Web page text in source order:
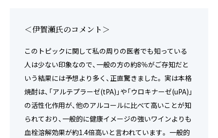
＜伊賀瀬氏のコメント＞
このトピックに関して私の周りの医者でも知っている
人は少ない印象なので、一般の方の約8％がご存知だと
いう結果には予想より多く、正直驚きました。 実は本格
焼酎は、「アルテプラーゼ(tPA)」や「ウロキナーゼ(uPA)」
の活性化作用が、他のアルコールに比べて高いことが知
られており、一般的に健康イメージの強いワインよりも
血栓溶解効果が約1.4倍高いと言われています。 一般的